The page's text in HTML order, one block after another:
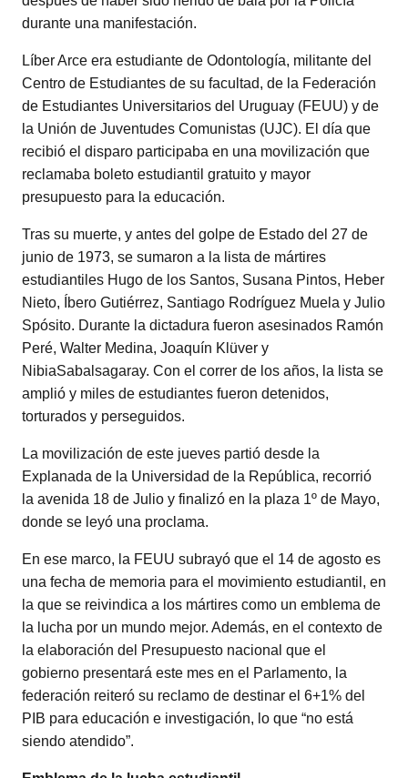
durante una manifestación.
Líber Arce era estudiante de Odontología, militante del
Centro de Estudiantes de su facultad, de la Federación
de Estudiantes Universitarios del Uruguay (FEUU) y de
la Unión de Juventudes Comunistas (UJC). El día que
recibió el disparo participaba en una movilización que
reclamaba boleto estudiantil gratuito y mayor
presupuesto para la educación.
Tras su muerte, y antes del golpe de Estado del 27 de
junio de 1973, se sumaron a la lista de mártires
estudiantiles Hugo de los Santos, Susana Pintos, Heber
Nieto, Íbero Gutiérrez, Santiago Rodríguez Muela y Julio
Spósito. Durante la dictadura fueron asesinados Ramón
Peré, Walter Medina, Joaquín Klüver y
NibiaSabalsagaray. Con el correr de los años, la lista se
amplió y miles de estudiantes fueron detenidos,
torturados y perseguidos.
La movilización de este jueves partió desde la
Explanada de la Universidad de la República, recorrió
la avenida 18 de Julio y finalizó en la plaza 1º de Mayo,
donde se leyó una proclama.
En ese marco, la FEUU subrayó que el 14 de agosto es
una fecha de memoria para el movimiento estudiantil, en
la que se reivindica a los mártires como un emblema de
la lucha por un mundo mejor. Además, en el contexto de
la elaboración del Presupuesto nacional que el
gobierno presentará este mes en el Parlamento, la
federación reiteró su reclamo de destinar el 6+1% del
PIB para educación e investigación, lo que “no está
siendo atendido”.